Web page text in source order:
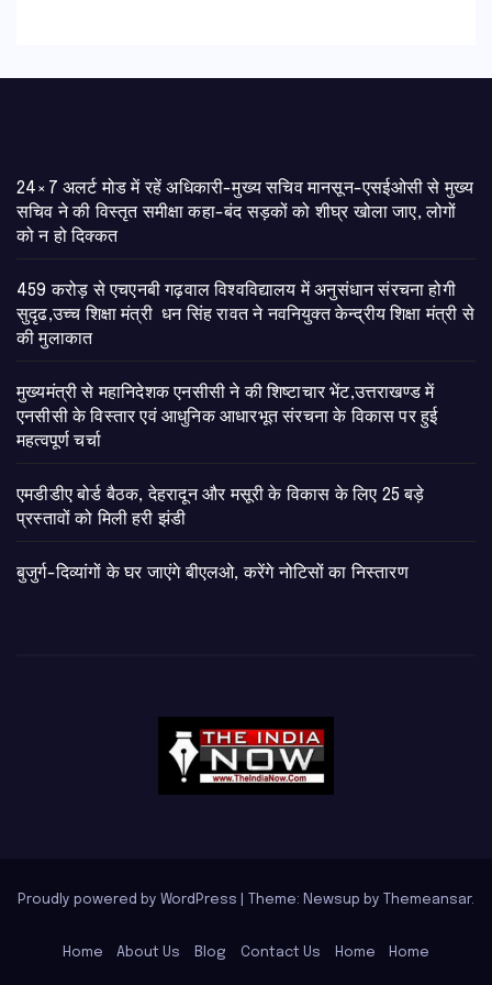
24×7 अलर्ट मोड में रहें अधिकारी-मुख्य सचिव मानसून-एसईओसी से मुख्य
सचिव ने की विस्तृत समीक्षा कहा-बंद सड़कों को शीघ्र खोला जाए, लोगों
को न हो दिक्कत
459 करोड़ से एचएनबी गढ़वाल विश्वविद्यालय में अनुसंधान संरचना होगी
सुदृढ,उच्च शिक्षा मंत्री धन सिंह रावत ने नवनियुक्त केन्द्रीय शिक्षा मंत्री से
की मुलाकात
मुख्यमंत्री से महानिदेशक एनसीसी ने की शिष्टाचार भेंट,उत्तराखण्ड में
एनसीसी के विस्तार एवं आधुनिक आधारभूत संरचना के विकास पर हुई
महत्वपूर्ण चर्चा
एमडीडीए बोर्ड बैठक, देहरादून और मसूरी के विकास के लिए 25 बड़े
प्रस्तावों को मिली हरी झंडी
बुजुर्ग-दिव्यांगों के घर जाएंगे बीएलओ, करेंगे नोटिसों का निस्तारण
Proudly powered by WordPress Theme: Newsup by Themeansar.
Home About Us Blog Contact Us Home Home